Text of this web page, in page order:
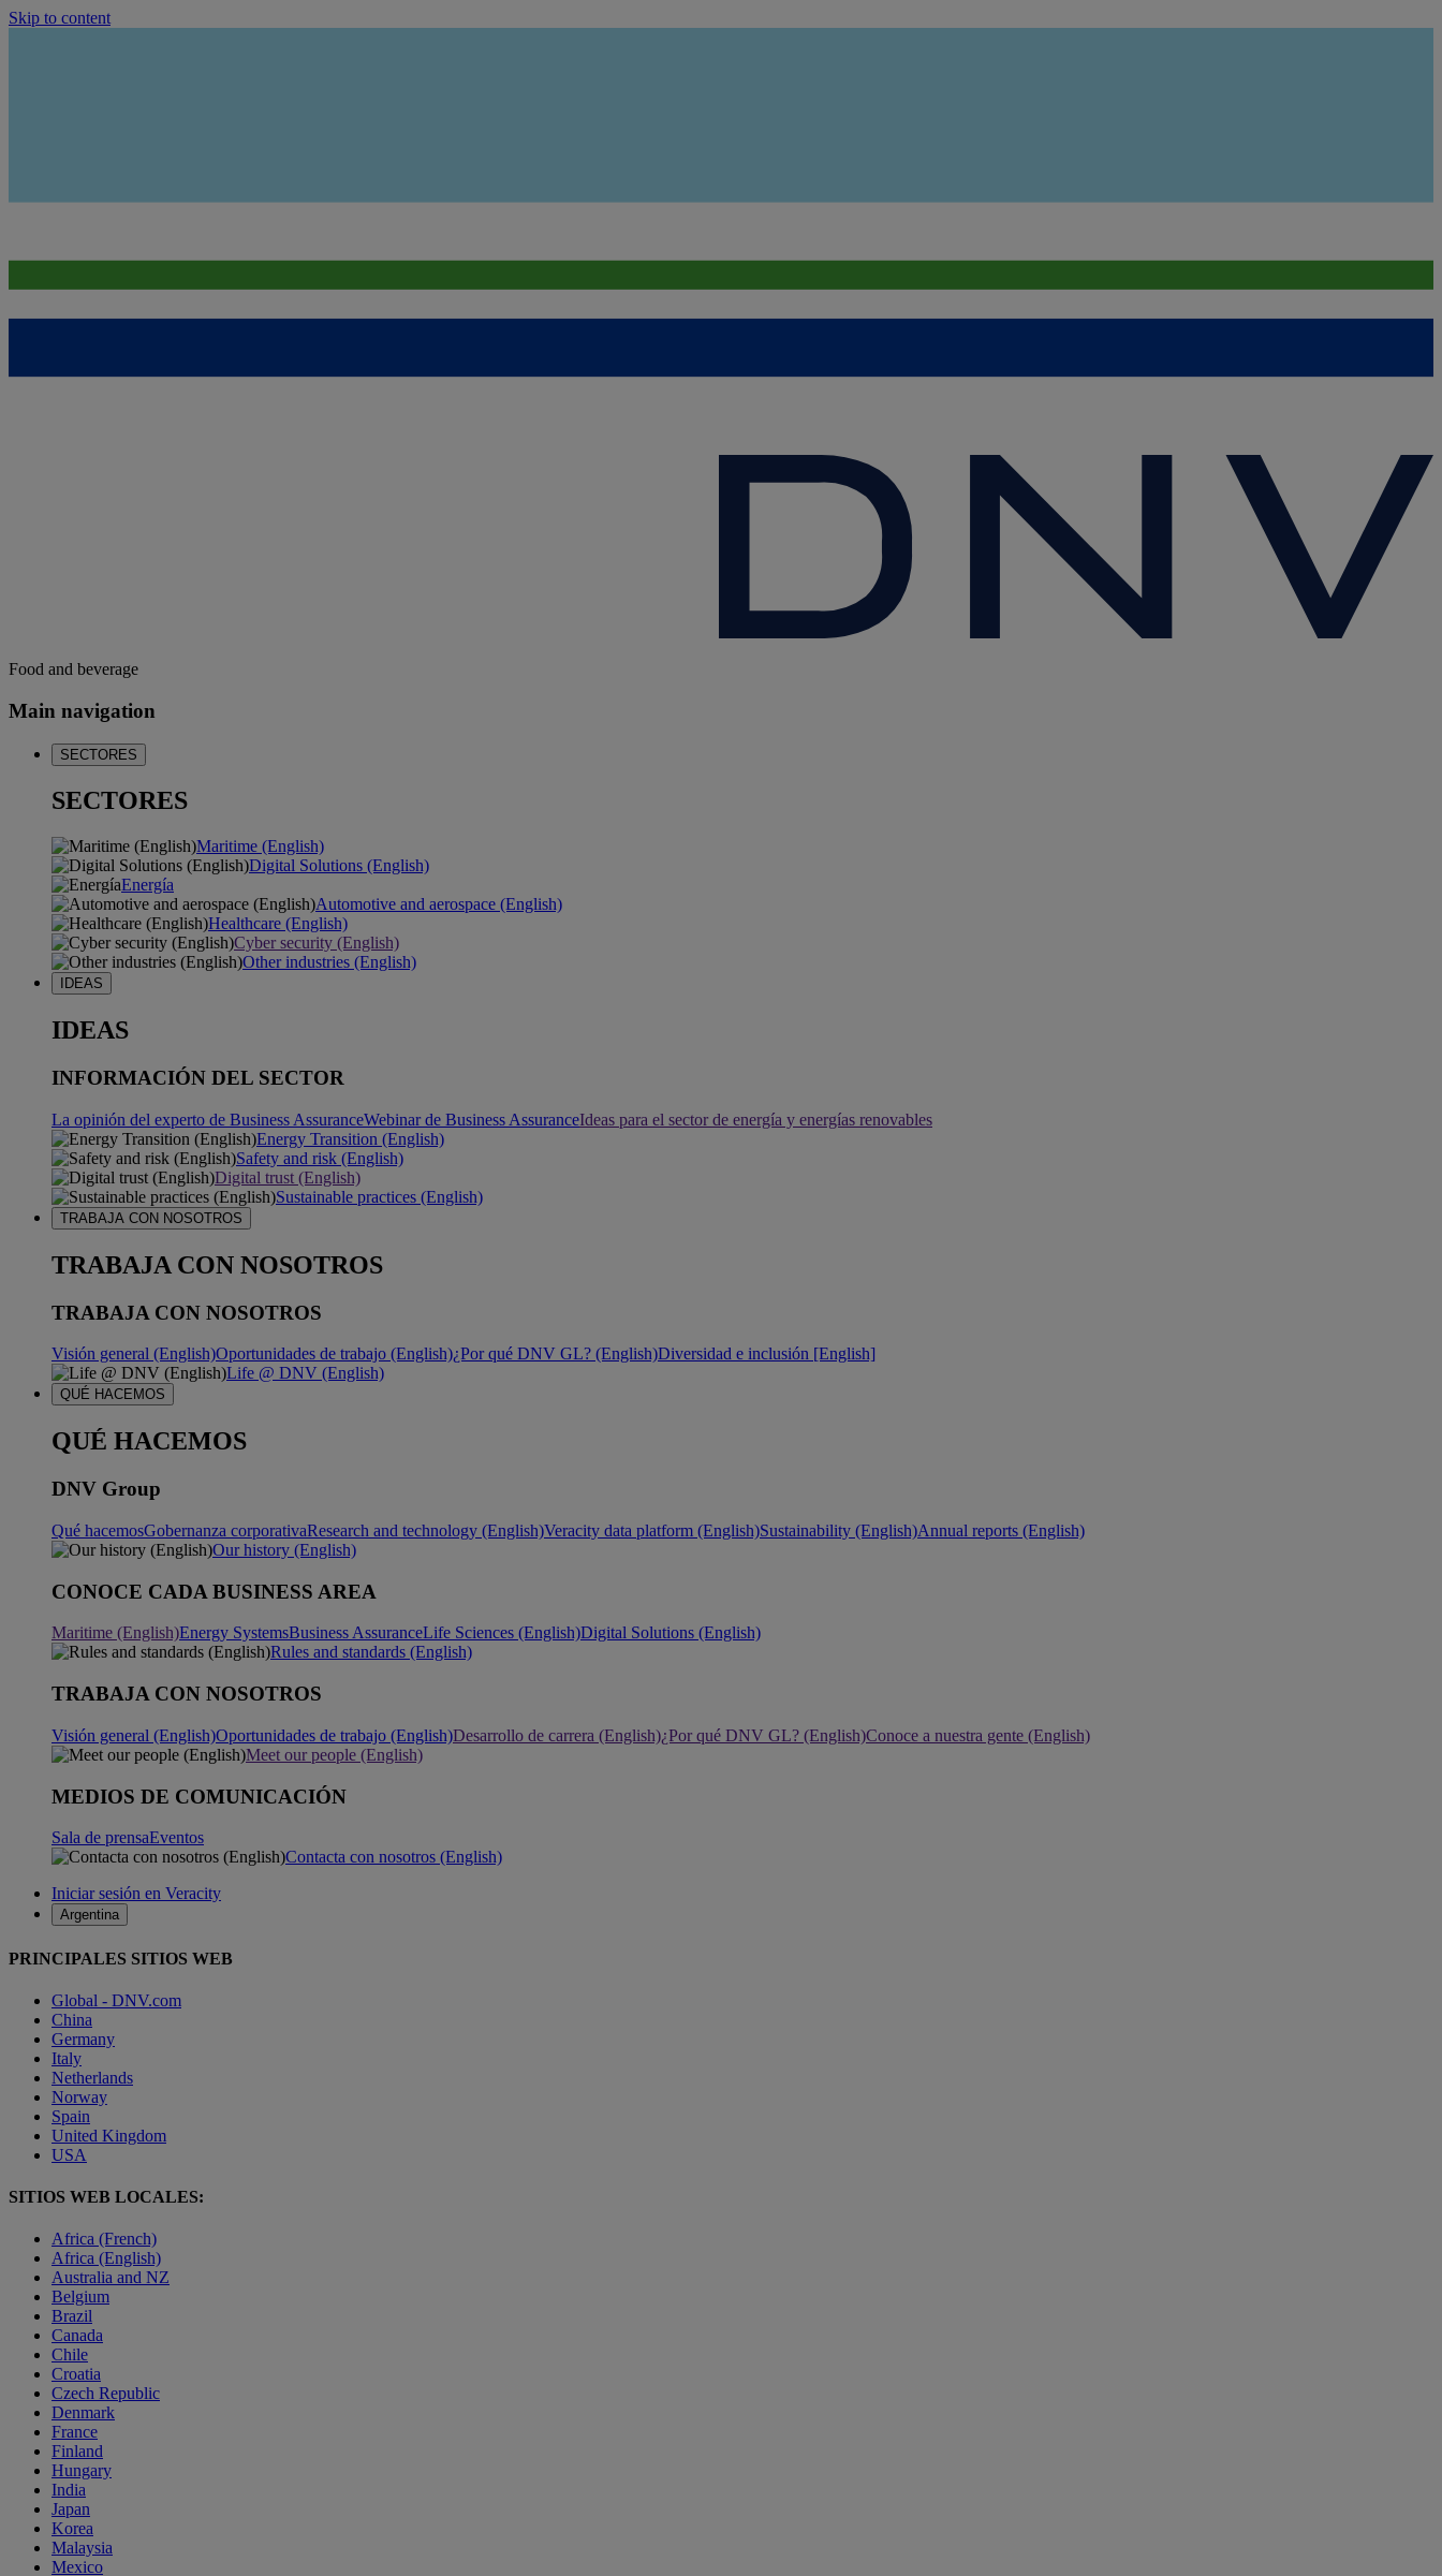
Skip to content
Food and beverage
Main navigation
SECTORES
SECTORES
Maritime (English)
Digital Solutions (English)
Energía
Automotive and aerospace (English)
Healthcare (English)
Cyber security (English)
Other industries (English)
IDEAS
IDEAS
INFORMACIÓN DEL SECTOR
La opinión del experto de Business AssuranceWebinar de Business AssuranceIdeas para el sector de energía y energías renovables
Energy Transition (English)
Safety and risk (English)
Digital trust (English)
Sustainable practices (English)
TRABAJA CON NOSOTROS
TRABAJA CON NOSOTROS
TRABAJA CON NOSOTROS
Visión general (English)Oportunidades de trabajo (English)¿Por qué DNV GL? (English)Diversidad e inclusión [English]
Life @ DNV (English)
QUÉ HACEMOS
QUÉ HACEMOS
DNV Group
Qué hacemosGobernanza corporativaResearch and technology (English)Veracity data platform (English)Sustainability (English)Annual reports (English)
Our history (English)
CONOCE CADA BUSINESS AREA
Maritime (English)Energy SystemsBusiness AssuranceLife Sciences (English)Digital Solutions (English)
Rules and standards (English)
TRABAJA CON NOSOTROS
Visión general (English)Oportunidades de trabajo (English)Desarrollo de carrera (English)¿Por qué DNV GL? (English)Conoce a nuestra gente (English)
Meet our people (English)
MEDIOS DE COMUNICACIÓN
Sala de prensaEventos
Contacta con nosotros (English)
Iniciar sesión en Veracity
Argentina
PRINCIPALES SITIOS WEB
Global - DNV.com
China
Germany
Italy
Netherlands
Norway
Spain
United Kingdom
USA
SITIOS WEB LOCALES:
Africa (French)
Africa (English)
Australia and NZ
Belgium
Brazil
Canada
Chile
Croatia
Czech Republic
Denmark
France
Finland
Hungary
India
Japan
Korea
Malaysia
Mexico